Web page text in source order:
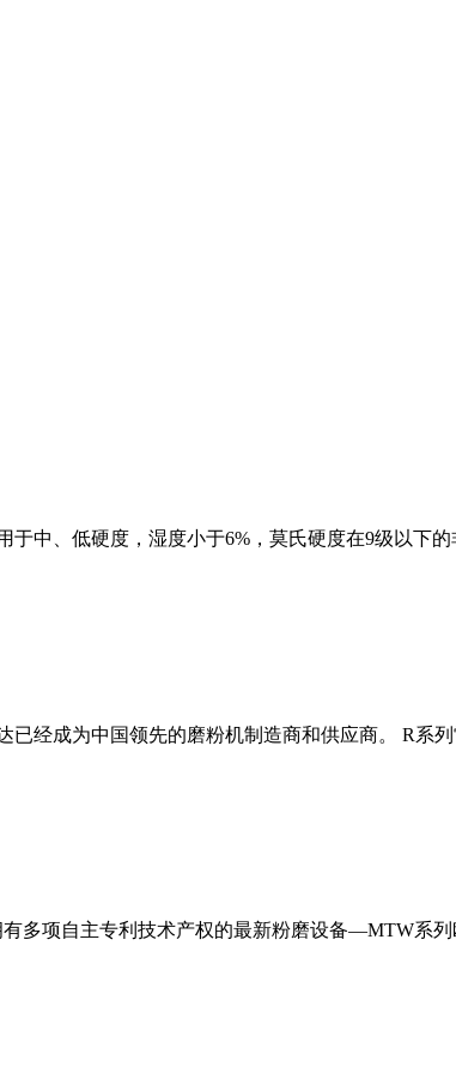
中、低硬度，湿度小于6%，莫氏硬度在9级以下
经成为中国领先的磨粉机制造商和供应商。 R系
多项自主专利技术产权的最新粉磨设备—MTW系